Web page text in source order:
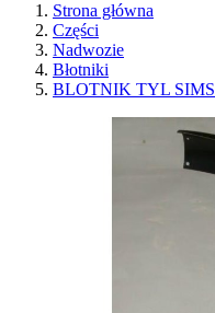
Strona główna
Części
Nadwozie
Błotniki
BLOTNIK TYL